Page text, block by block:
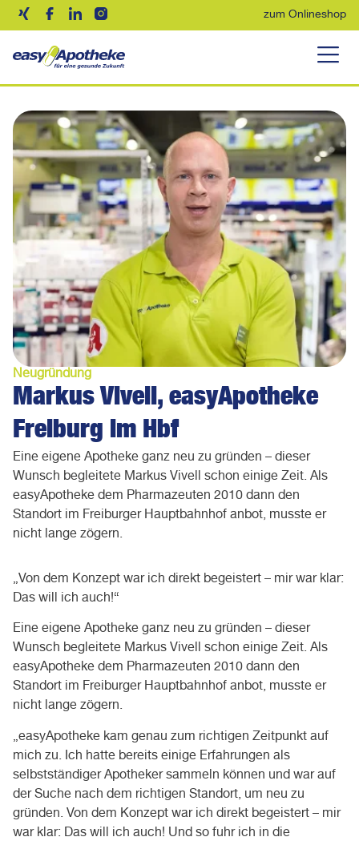
zum Onlineshop
Neugründung
Markus Vivell, easyApotheke
Freiburg im Hbf
Eine eigene Apotheke ganz neu zu gründen – dieser
Wunsch begleitete Markus Vivell schon einige Zeit. Als
easyApotheke dem Pharmazeuten 2010 dann den
Standort im Freiburger Hauptbahnhof anbot, musste er
nicht lange zögern.
„Von dem Konzept war ich direkt begeistert – mir war klar:
Das will ich auch!“
Eine eigene Apotheke ganz neu zu gründen – dieser
Wunsch begleitete Markus Vivell schon einige Zeit. Als
easyApotheke dem Pharmazeuten 2010 dann den
Standort im Freiburger Hauptbahnhof anbot, musste er
nicht lange zögern.
„easyApotheke kam genau zum richtigen Zeitpunkt auf
mich zu. Ich hatte bereits einige Erfahrungen als
selbstständiger Apotheker sammeln können und war auf
der Suche nach dem richtigen Standort, um neu zu
gründen. Von dem Konzept war ich direkt begeistert – mir
war klar: Das will ich auch! Und so fuhr ich in die